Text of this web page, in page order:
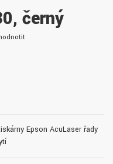
černý
Epson AcuLaser řady